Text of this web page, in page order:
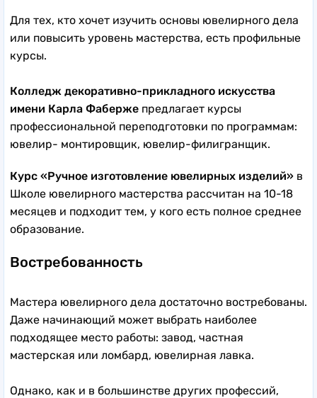
Для тех, кто хочет изучить основы ювелирного дела
или повысить уровень мастерства, есть профильные
курсы.
Колледж декоративно-прикладного искусства
имени Карла Фаберже предлагает курсы
профессиональной переподготовки по программам:
ювелир- монтировщик, ювелир-филигранщик.
Курс «Ручное изготовление ювелирных изделий» в
Школе ювелирного мастерства рассчитан на 10-18
месяцев и подходит тем, у кого есть полное среднее
образование.
Востребованность
Мастера ювелирного дела достаточно востребованы.
Даже начинающий может выбрать наиболее
подходящее место работы: завод, частная
мастерская или ломбард, ювелирная лавка.
Однако, как и в большинстве других профессий,